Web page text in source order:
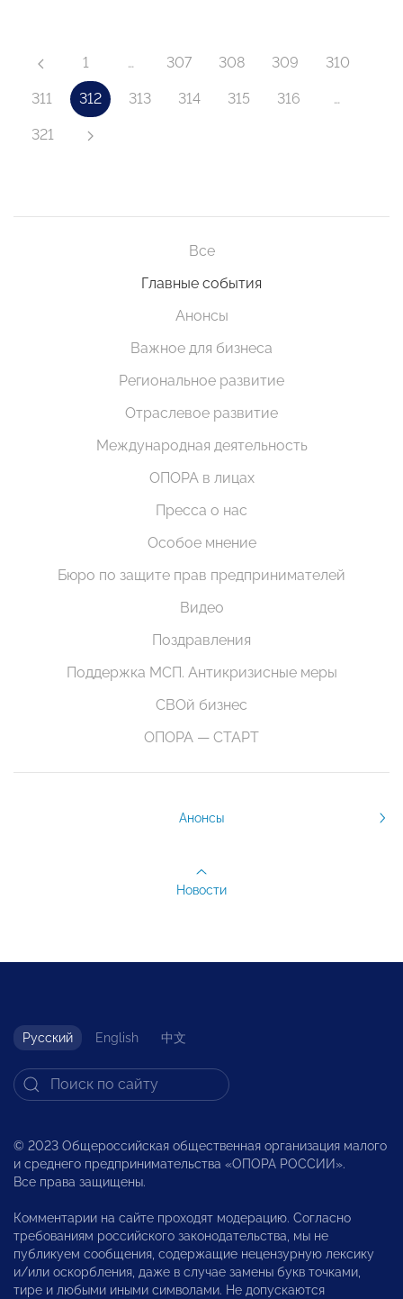
1 … 307 308 309 310
311 312 313 314 315 316 …
321
Все
Главные события
Анонсы
Важное для бизнеса
Региональное развитие
Отраслевое развитие
Международная деятельность
ОПОРА в лицах
Пресса о нас
Особое мнение
Бюро по защите прав предпринимателей
Видео
Поздравления
Поддержка МСП. Антикризисные меры
СВОй бизнес
ОПОРА — СТАРТ
Анонсы
Новости
Русский English 中文
© 2023 Общероссийская общественная организация малого
и среднего предпринимательства «ОПОРА РОССИИ».
Все права защищены.
Комментарии на сайте проходят модерацию. Согласно
требованиям российского законодательства, мы не
публикуем сообщения, содержащие нецензурную лексику
и/или оскорбления, даже в случае замены букв точками,
тире и любыми иными символами. Не допускаются